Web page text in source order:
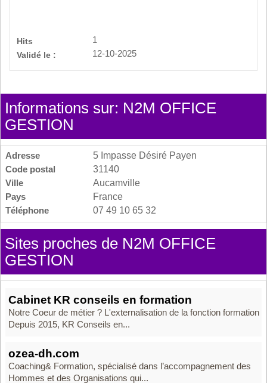
Hits
1
Validé le :
12-10-2025
Informations sur: N2M OFFICE
GESTION
Adresse
5 Impasse Désiré Payen
Code postal
31140
Ville
Aucamville
Pays
France
Téléphone
07 49 10 65 32
Sites proches de N2M OFFICE
GESTION
Cabinet KR conseils en formation
Notre Coeur de métier ? L'externalisation de la fonction formation
Depuis 2015, KR Conseils en...
ozea-dh.com
Coaching& Formation, spécialisé dans l’accompagnement des
Hommes et des Organisations qui...